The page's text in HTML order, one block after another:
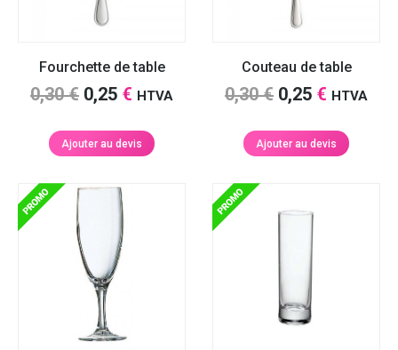
Fourchette de table
0,30€ Le
initial
0,30 €.
0,25 € Le
actuel
HTVA
Ajouter au devis
Couteau de table
0,30€ Le
initial
0,25 € Le
actuel
HTVA
Ajouter au devis